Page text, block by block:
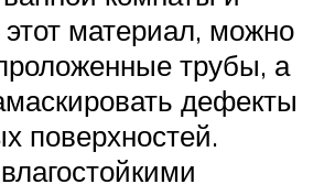
этот материал, можно
трубы, а
дефекты
поверхностей.